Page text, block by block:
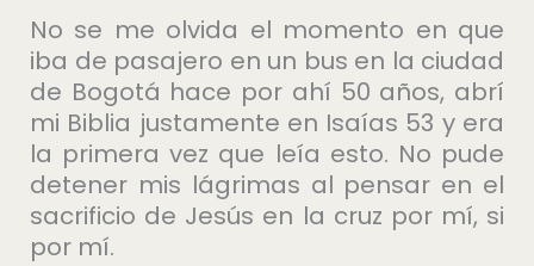
No se me olvida el momento en que
iba de pasajero en un bus en la ciudad
de Bogotá hace por ahí 50 años, abrí
mi Biblia justamente en Isaías 53 y era
la primera vez que leía esto. No pude
detener mis lágrimas al pensar en el
sacrificio de Jesús en la cruz por mí, si
por mí.